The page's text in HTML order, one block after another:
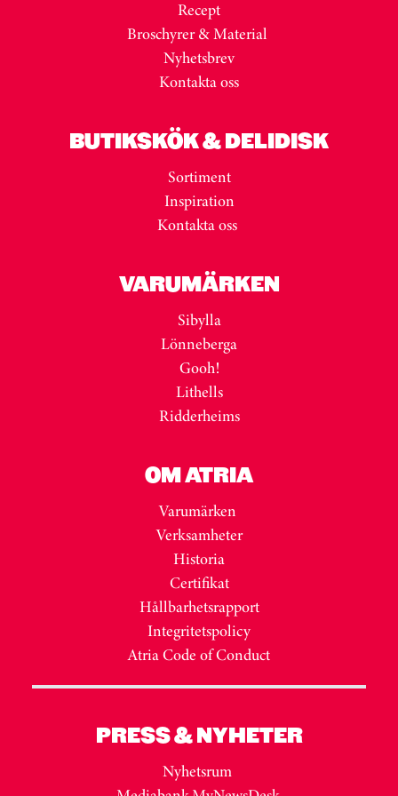
Recept
Broschyrer & Material
Nyhetsbrev
Kontakta oss
BUTIKSKÖK & DELIDISK
Sortiment
Inspiration
Kontakta oss
VARUMÄRKEN
Sibylla
Lönneberga
Gooh!
Lithells
Ridderheims
OM ATRIA
Varumärken
Verksamheter
Historia
Certifikat
Hållbarhetsrapport
Integritetspolicy
Atria Code of Conduct
PRESS & NYHETER
Nyhetsrum